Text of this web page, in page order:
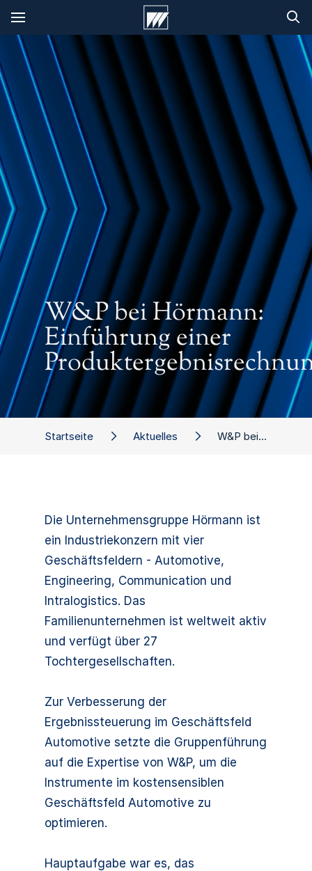
Die Unternehmensgruppe Hörmann ist
ein Industriekonzern mit vier
Geschäftsfeldern - Automotive,
Engineering, Communication und
Intralogistics. Das
Familienunternehmen ist weltweit aktiv
und verfügt über 27
Tochtergesellschaften.
Zur Verbesserung der
Ergebnissteuerung im Geschäftsfeld
Automotive setzte die Gruppenführung
auf die Expertise von W&P, um die
Instrumente im kostensensiblen
Geschäftsfeld Automotive zu
optimieren.
Hauptaufgabe war es, das
Startseite Aktuelles W&P bei Hörmann: Einführung einer Produktergebnisrechnung
W&P bei Hörmann:
Einführung einer